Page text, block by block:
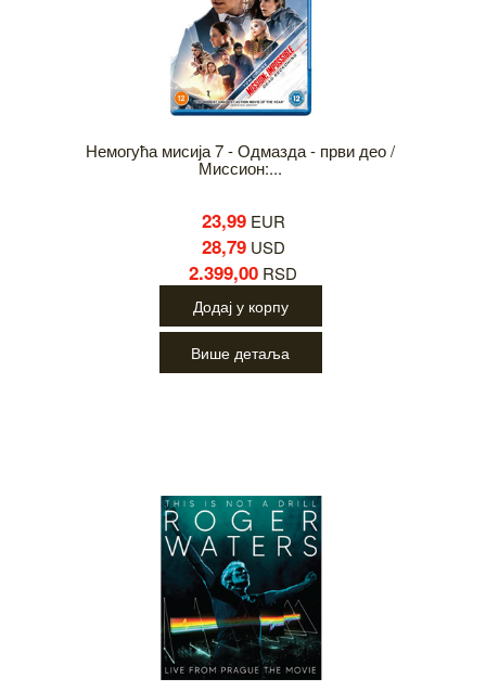
Немогућа мисија 7 - Одмазда - први део /
Миссион:...
23,99EUR
28,79USD
2.399,00 RSD
Додај у корпу
Више детаља